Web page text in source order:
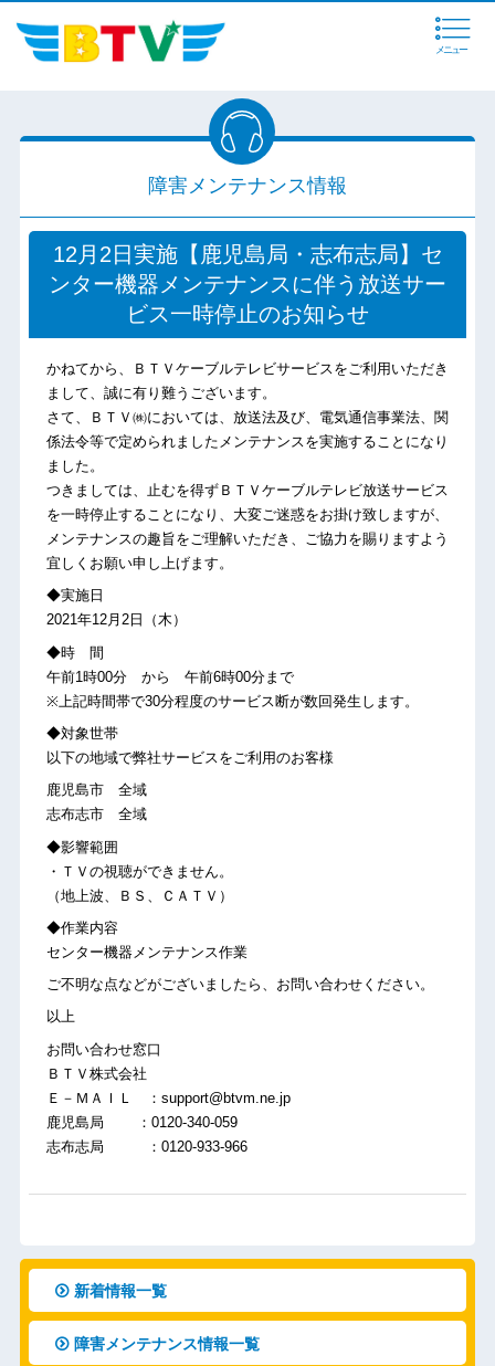
メニュー
障害メンテナンス情報
12月2日実施【鹿児島局・志布志局】セ
ンター機器メンテナンスに伴う放送サー
ビス一時停止のお知らせ
かねてから、ＢＴＶケーブルテレビサービスをご利用いただき
まして、誠に有り難うございます。
さて、ＢＴＶ㈱においては、放送法及び、電気通信事業法、関
係法令等で定められましたメンテナンスを実施することになり
ました。
つきましては、止むを得ずＢＴＶケーブルテレビ放送サービス
を一時停止することになり、大変ご迷惑をお掛け致しますが、
メンテナンスの趣旨をご理解いただき、ご協力を賜りますよう
宜しくお願い申し上げます。
◆実施日
2021年12月2日（木）
◆時 間
午前1時00分 から 午前6時00分まで
※上記時間帯で30分程度のサービス断が数回発生します。
◆対象世帯
以下の地域で弊社サービスをご利用のお客様
鹿児島市 全域
志布志市 全域
◆影響範囲
・ＴＶの視聴ができません。
（地上波、ＢＳ、ＣＡＴＶ）
◆作業内容
センター機器メンテナンス作業
ご不明な点などがございましたら、お問い合わせください。
以上
お問い合わせ窓口
ＢＴＶ株式会社
Ｅ－ＭＡＩＬ ：support@btvm.ne.jp
鹿児島局 ：0120-340-059
志布志局 ：0120-933-966
新着情報一覧
障害メンテナンス情報一覧